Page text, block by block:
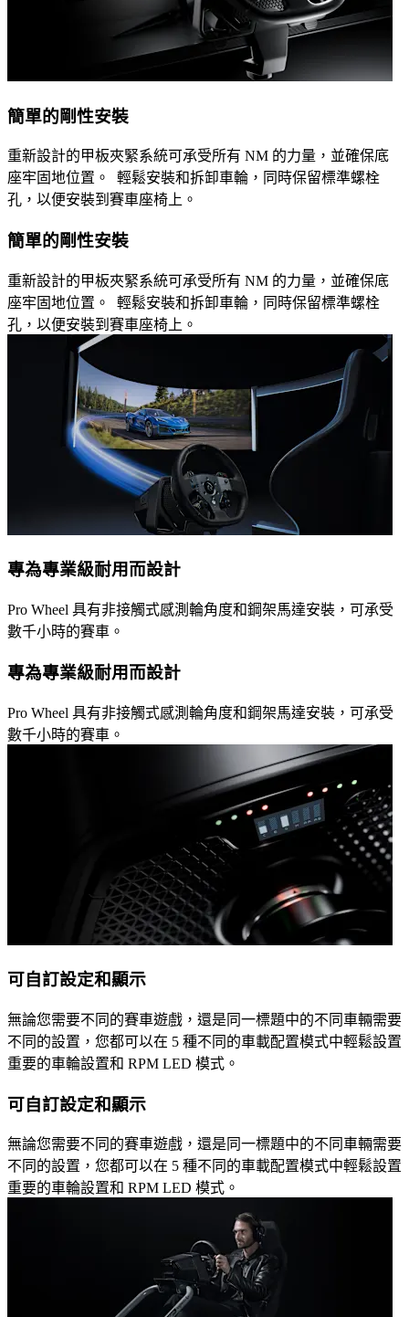
簡單的剛性安裝
重新設計的甲板夾緊系統可承受所有 NM 的力量，並確保底
座牢固地位置。 輕鬆安裝和拆卸車輪，同時保留標準螺栓
孔，以便安裝到賽車座椅上。
簡單的剛性安裝
重新設計的甲板夾緊系統可承受所有 NM 的力量，並確保底
座牢固地位置。 輕鬆安裝和拆卸車輪，同時保留標準螺栓
孔，以便安裝到賽車座椅上。
專為專業級耐用而設計
Pro Wheel 具有非接觸式感測輪角度和鋼架馬達安裝，可承受
數千小時的賽車。
專為專業級耐用而設計
Pro Wheel 具有非接觸式感測輪角度和鋼架馬達安裝，可承受
數千小時的賽車。
可自訂設定和顯示
無論您需要不同的賽車遊戲，還是同一標題中的不同車輛需要
不同的設置，您都可以在 5 種不同的車載配置模式中輕鬆設置
重要的車輪設置和 RPM LED 模式。
可自訂設定和顯示
無論您需要不同的賽車遊戲，還是同一標題中的不同車輛需要
不同的設置，您都可以在 5 種不同的車載配置模式中輕鬆設置
重要的車輪設置和 RPM LED 模式。